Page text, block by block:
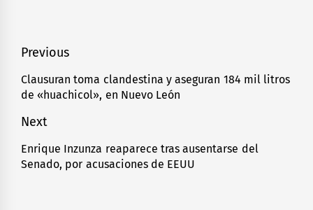
Navegación
de
entradas
Previous
Previous
post:
Clausuran toma clandestina y aseguran 184 mil litros
de «huachicol», en Nuevo León
Next
Next
post:
Enrique Inzunza reaparece tras ausentarse del
Senado, por acusaciones de EEUU